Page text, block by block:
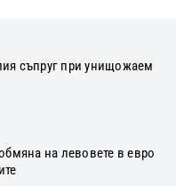
съпруг при унищожаем
на левовете в евро